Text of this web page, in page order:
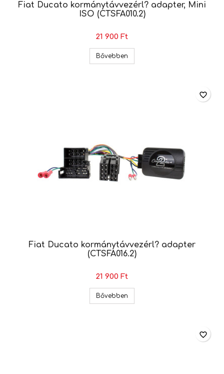
Fiat Ducato kormánytávvezérl? adapter, Mini
ISO (CTSFA010.2)
21 900 Ft
Bővebben
Fiat Ducato kormánytávvezérl? adapter
(CTSFA016.2)
21 900 Ft
Bővebben
favorite_border
favorite_border